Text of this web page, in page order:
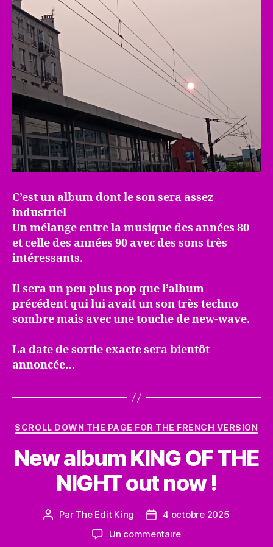
C’est un album dont le son sera assez
industriel
Un mélange entre la musique des années 80
et celle des années 90 avec des sons très
intéressants.
Il sera un peu plus pop que l’album
précédent qui lui avait un son très techno
sombre mais avec une touche de new-wave.
La date de sortie exacte sera bientôt
annoncée…
Catégories
SCROLL DOWN THE PAGE FOR THE FRENCH VERSION
New album KING OF THE
NIGHT out now !
Auteur
Par The Edit King
Date4 octobre 2025
Un commentairesur